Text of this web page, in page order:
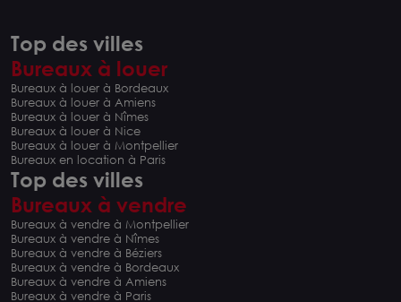
Top des villes
Bureaux à louer
Bureaux à louer à Bordeaux
Bureaux à louer à Amiens
Bureaux à louer à Nîmes
Bureaux à louer à Nice
Bureaux à louer à Montpellier
Bureaux en location à Paris
Top des villes
Bureaux à vendre
Bureaux à vendre à Montpellier
Bureaux à vendre à Nîmes
Bureaux à vendre à Béziers
Bureaux à vendre à Bordeaux
Bureaux à vendre à Amiens
Bureaux à vendre à Paris